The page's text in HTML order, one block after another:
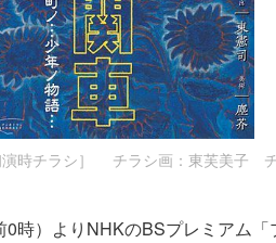
演時チラシ］ チラシ画：東芙美子
時）よりNHKのBSプレミアム「